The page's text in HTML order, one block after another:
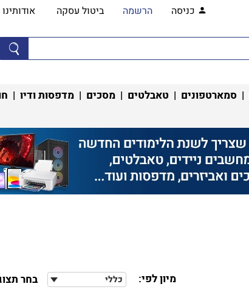
כניסה הרשמה ביטול עסקה אודותינו
| סמארטפונים | טאבלטים | מסכים | מדפסות ודיו |
מיון לפי: כללי בחר